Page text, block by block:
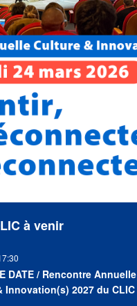
à venir
DATE / Rencontre Annuelle
Innovation(s) 2027 du CLIC